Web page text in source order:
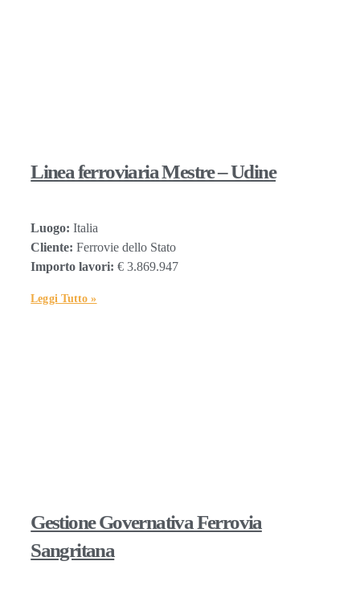
Linea ferroviaria Mestre – Udine
Luogo:Italia
Cliente:Ferrovie dello Stato
Importo lavori:€ 3.869.947
Leggi Tutto »
Gestione Governativa Ferrovia
Sangritana